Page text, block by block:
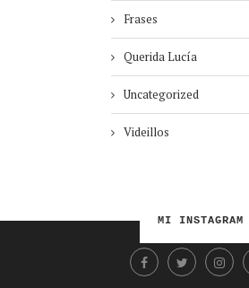
Frases
Querida Lucía
Uncategorized
Videillos
MI INSTAGRAM